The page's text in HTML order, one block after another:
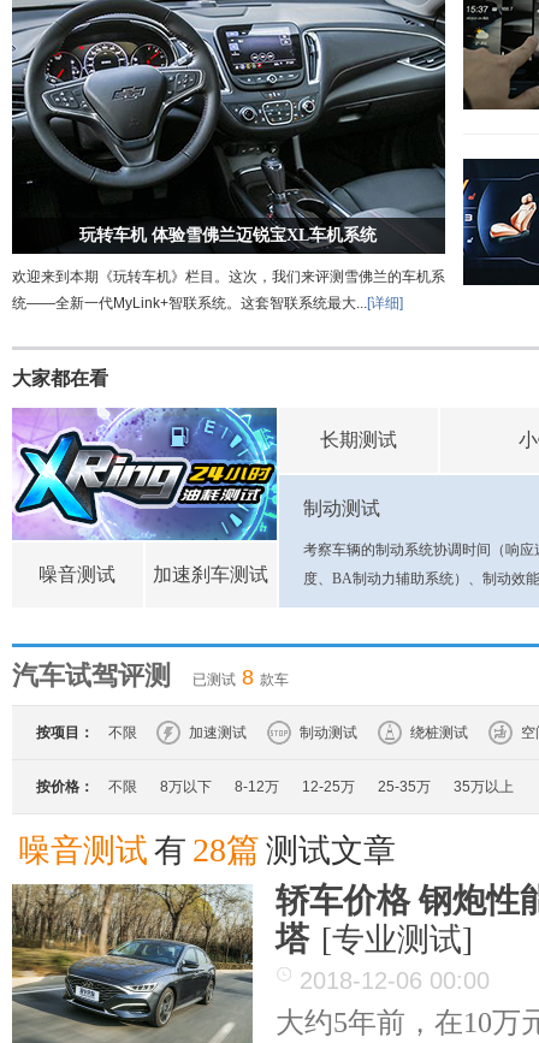
玩转车机 体验雪佛兰迈锐宝XL车机系统
欢迎来到本期《玩转车机》栏目。这次，我们来评测雪佛兰的车机系
统——全新一代MyLink+智联系统。这套智联系统最大...[详细]
大家都在看
噪音测试 加速刹车测试
长期测试
制动测试
考察车辆的制动系统协调时间（响应
度、BA制动力辅助系统）、制动效
汽车试驾评测 已测试 8 款车
按项目： 不限 加速测试 制动测试 绕桩测试 空
按价格： 不限 8万以下 8-12万 12-25万 25-35万 35万以上
噪音测试 有 28篇 测试文章
轿车价格 钢炮性
塔 [专业测试]
2018-12-06 00:00
大约5年前，在10万